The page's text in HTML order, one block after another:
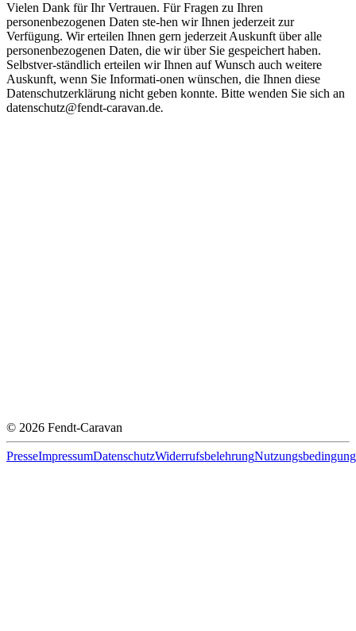
Vielen Dank für Ihr Vertrauen. Für Fragen zu Ihren
personenbezogenen Daten ste-hen wir Ihnen jederzeit zur
Verfügung. Wir erteilen Ihnen gern jederzeit Auskunft über alle
personenbezogenen Daten, die wir über Sie gespeichert haben.
Selbstver-ständlich erteilen wir Ihnen auf Wunsch auch weitere
Auskunft, wenn Sie Informati-onen wünschen, die Ihnen diese
Datenschutzerklärung nicht geben konnte. Bitte wenden Sie sich an
datenschutz@fendt-caravan.de.
© 2026 Fendt-Caravan
PresseImpressumDatenschutzWiderrufsbelehrung